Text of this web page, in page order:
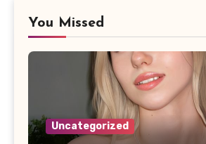
You Missed
Uncategorized